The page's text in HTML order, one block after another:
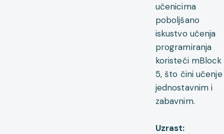
učenicima
poboljšano
iskustvo učenja
programiranja
koristeći mBlock
5, što čini učenje
jednostavnim i
zabavnim.
Uzrast: